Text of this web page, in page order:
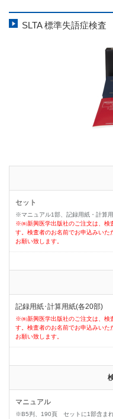
SLTA 標準失語症検査
セット
※マニュアル1部、記録用紙・計算
※㈱新興医学出版社のご注文は、検
す。検査者のお名前でお申込みいた
お願い致します。
記録用紙･計算用紙(各20部)
※㈱新興医学出版社のご注文は、検
す。検査者のお名前でお申込みいた
お願い致します。
マニュアル
※B5判、190頁 セットに1部含ま